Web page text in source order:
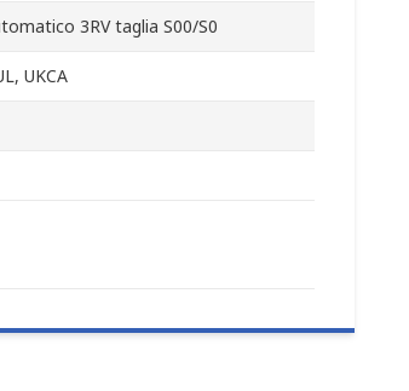
3RV taglia S00/S0
UKCA